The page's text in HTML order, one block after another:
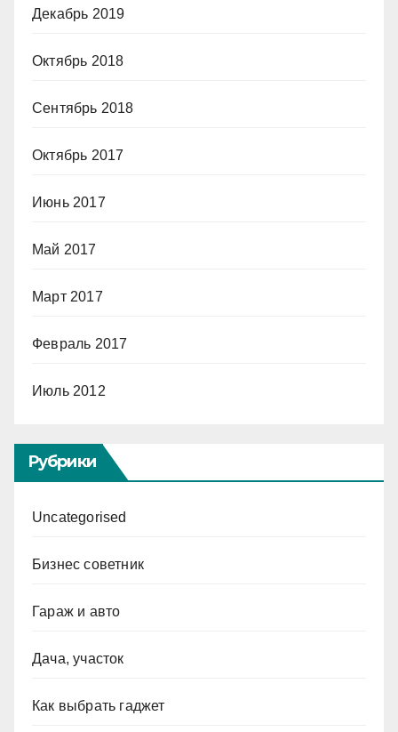
Декабрь 2019
Октябрь 2018
Сентябрь 2018
Октябрь 2017
Июнь 2017
Май 2017
Март 2017
Февраль 2017
Июль 2012
Рубрики
Uncategorised
Бизнес советник
Гараж и авто
Дача, участок
Как выбрать гаджет